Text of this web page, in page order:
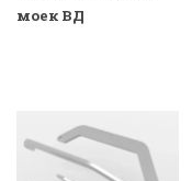
моек ВД